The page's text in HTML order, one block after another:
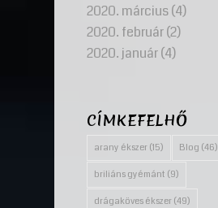
2020. március(4)
2020. február(2)
2020. január(4)
CÍMKEFELHŐ
arany ékszer (15) Blog (46)
briliáns gyémánt (9)
drágaköves ékszer (49)